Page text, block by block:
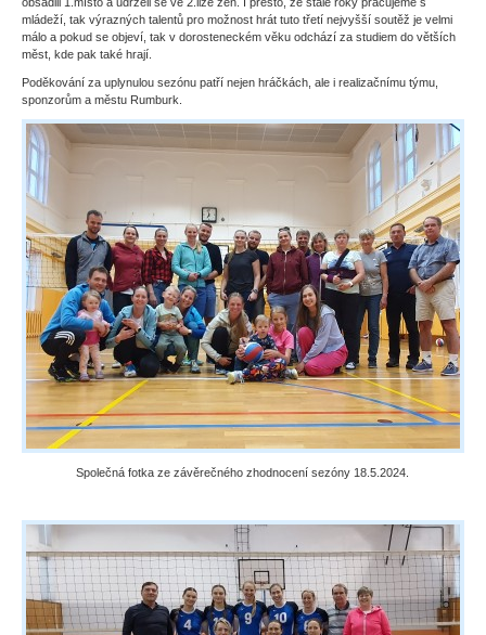
mládeží, tak výrazných talentů pro možnost hrát tuto třetí nejvyšší soutěž je velmi
málo a pokud se objeví, tak v dorosteneckém věku odchází za studiem do větších
měst, kde pak také hrají.
Poděkování za uplynulou sezónu patří nejen hráčkách, ale i realizačnímu týmu,
sponzorům a městu Rumburk.
Společná fotka ze závěrečného zhodnocení sezóny 18.5.2024.